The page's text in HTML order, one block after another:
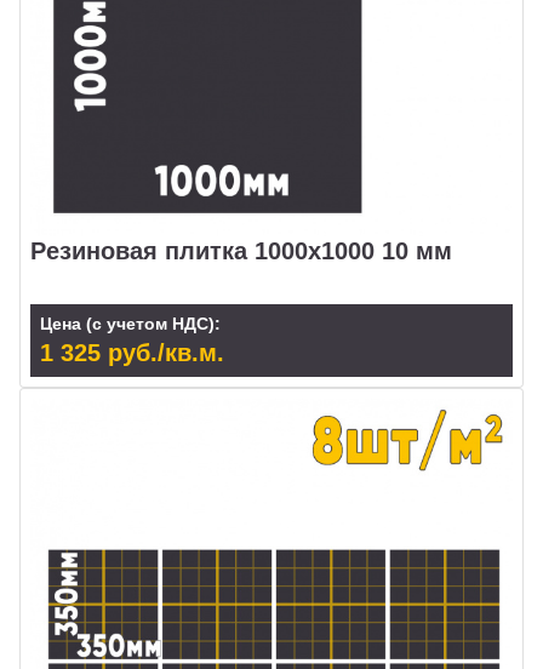
Резиновая плитка 1000х1000 10 мм
Цена (с учетом НДС):
1 325 руб./кв.м.